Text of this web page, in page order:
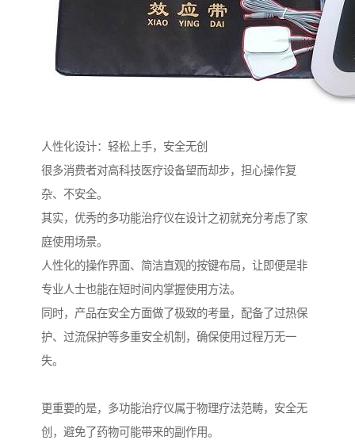
人性化设计：轻松上手，安全无创
很多消费者对高科技医疗设备望而却步，担心操作复
杂、不安全。
其实，优秀的多功能治疗仪在设计之初就充分考虑了家
庭使用场景。
人性化的操作界面、简洁直观的按键布局，让即便是非
专业人士也能在短时间内掌握使用方法。
同时，产品在安全方面做了极致的考量，配备了过热保
护、过流保护等多重安全机制，确保使用过程万无一
失。
更重要的是，多功能治疗仪属于物理疗法范畴，安全无
创，避免了药物可能带来的副作用。